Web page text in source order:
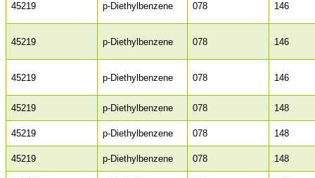
45219 p-Diethylbenzene 078 146
45219 p-Diethylbenzene 078 146
45219 p-Diethylbenzene 078 146
45219 p-Diethylbenzene 078 148
45219 p-Diethylbenzene 078 148
45219 p-Diethylbenzene 078 148